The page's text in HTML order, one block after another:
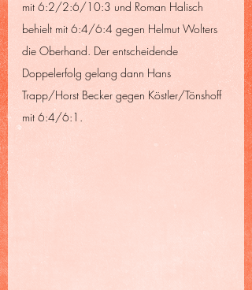
mit 6:2/2:6/10:3 und Roman Halisch
behielt mit 6:4/6:4 gegen Helmut Wolters
die Oberhand. Der entscheidende
Doppelerfolg gelang dann Hans
Trapp/Horst Becker gegen Köstler/Tönshoff
mit 6:4/6:1.